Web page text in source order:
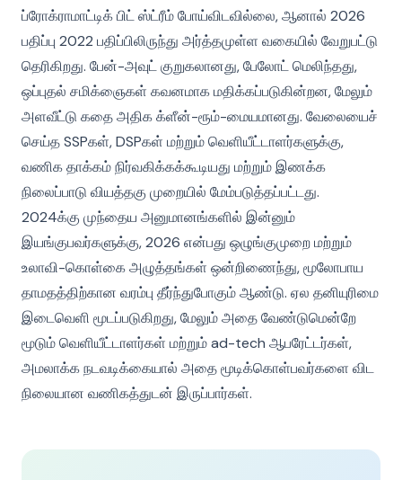
ப்ரோக்ராமாட்டிக் பிட் ஸ்ட்ரீம் போய்விடவில்லை, ஆனால் 2026
பதிப்பு 2022 பதிப்பிலிருந்து அர்த்தமுள்ள வகையில் வேறுபட்டு
தெரிகிறது. பேன்-அவுட் குறுகலானது, பேலோட் மெலிந்தது,
ஒப்புதல் சமிக்ஞைகள் கவனமாக மதிக்கப்படுகின்றன, மேலும்
அளவீட்டு கதை அதிக க்ளீன்-ரூம்-மையமானது. வேலையைச்
செய்த SSPகள், DSPகள் மற்றும் வெளியீட்டாளர்களுக்கு,
வணிக தாக்கம் நிர்வகிக்கக்கூடியது மற்றும் இணக்க
நிலைப்பாடு வியத்தகு முறையில் மேம்படுத்தப்பட்டது.
2024க்கு முந்தைய அனுமானங்களில் இன்னும்
இயங்குபவர்களுக்கு, 2026 என்பது ஒழுங்குமுறை மற்றும்
உலாவி-கொள்கை அழுத்தங்கள் ஒன்றிணைந்து, மூலோபாய
தாமதத்திற்கான வரம்பு தீர்ந்துபோகும் ஆண்டு. ஏல தனியுரிமை
இடைவெளி மூடப்படுகிறது, மேலும் அதை வேண்டுமென்றே
மூடும் வெளியீட்டாளர்கள் மற்றும் ad-tech ஆபரேட்டர்கள்,
அமலாக்க நடவடிக்கையால் அதை மூடிக்கொள்பவர்களை விட
நிலையான வணிகத்துடன் இருப்பார்கள்.